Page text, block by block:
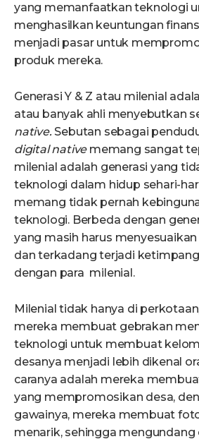
yang memanfaatkan teknologi
menghasilkan keuntungan
menjadi pasar untuk
produk mereka.
Generasi Y & Z atau milenial
atau banyak ahli menyebutkan
native. Sebutan sebagai
digital native memang sangat
milenial adalah generasi yang
teknologi dalam hidup sehari-
memang tidak pernah
teknologi. Berbeda dengan
yang masih harus
dan terkadang terjadi
dengan para milenial.
Milenial tidak hanya di
mereka membuat gebrakan
teknologi untuk membuat
desanya menjadi lebih dikenal
caranya adalah mereka
yang mempromosikan desa,
gawainya, mereka membuat
menarik, sehingga mengundang